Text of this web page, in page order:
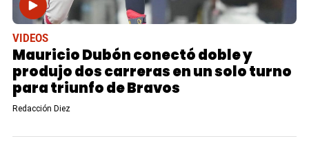
VIDEOS
Mauricio Dubón conectó doble y
produjo dos carreras en un solo turno
para triunfo de Bravos
Redacción Diez